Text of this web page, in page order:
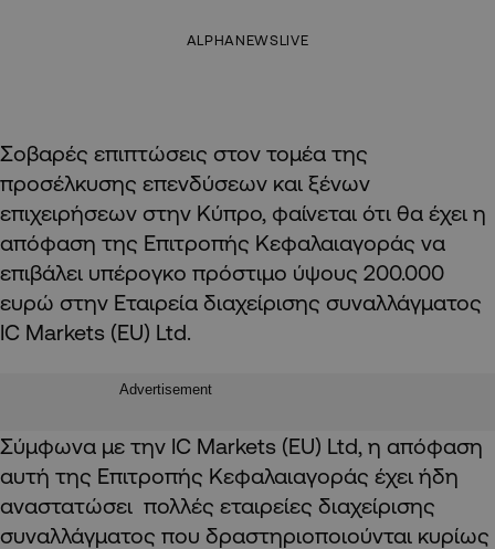
ALPHANEWSLIVE
Σοβαρές επιπτώσεις στον τομέα της
προσέλκυσης επενδύσεων και ξένων
επιχειρήσεων στην Κύπρο, φαίνεται ότι θα έχει η
απόφαση της Επιτροπής Κεφαλαιαγοράς να
επιβάλει υπέρογκο πρόστιμο ύψους 200.000
ευρώ στην Εταιρεία διαχείρισης συναλλάγματος
IC Markets (EU) Ltd.
Advertisement
Σύμφωνα με την IC Markets (EU) Ltd, η απόφαση
αυτή της Επιτροπής Κεφαλαιαγοράς έχει ήδη
αναστατώσει πολλές εταιρείες διαχείρισης
συναλλάγματος που δραστηριοποιούνται κυρίως